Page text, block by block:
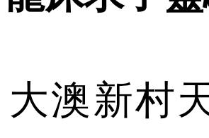
新村天